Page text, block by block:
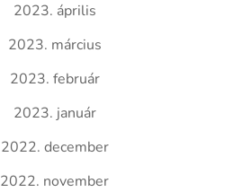
2023. április
2023. március
2023. február
2023. január
2022. december
2022. november